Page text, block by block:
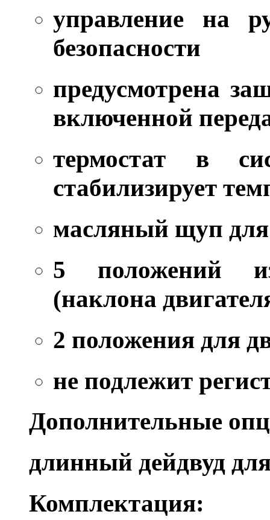
управление на
безопасности
предусмотрена
включенной
термостат в
стабилизирует
масляный щуп для
5 положений
(наклона
2 положения для
не подлежит
Дополнительные
длинный дейдвуд
Комплектация: